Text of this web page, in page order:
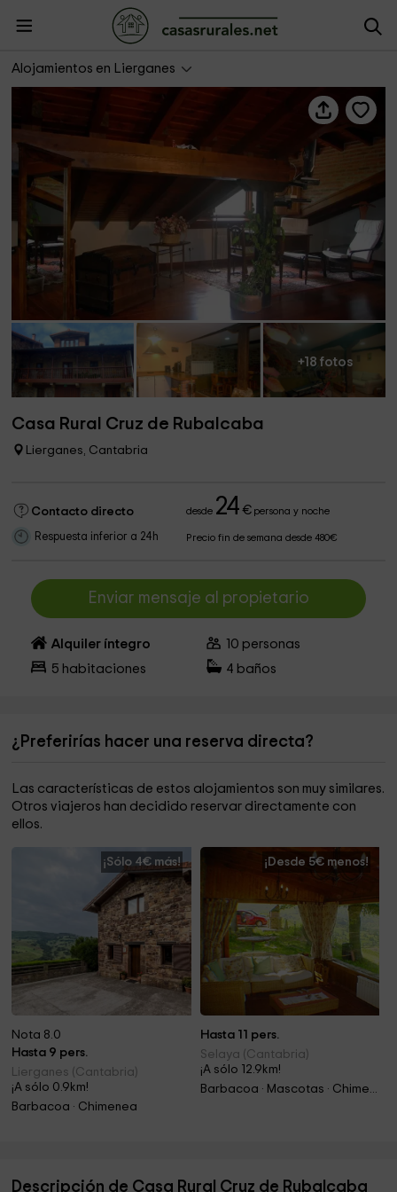
Alojamientos en Lierganes
Casa Rural Cruz de Rubalcaba
+18 fotos
Casa Rural Cruz de Rubalcaba
Lierganes, Cantabria
Contacto directo desde 24 €persona y noche
Respuesta inferior a 24h Precio fin de semana desde 480€
Enviar mensaje al propietario
Alquiler íntegro 10 personas
5 habitaciones 4 baños
¿Preferirías hacer una reserva directa?
Las características de estos alojamientos son muy similares.
Otros viajeros han decidido reservar directamente con
ellos.
¡Sólo 4€ más!
Nota 8.0
Hasta 9 pers.
Lierganes (Cantabria)
¡A sólo 0.9km!
Barbacoa · Chimenea
¡Desde 5€ menos!
Hasta 11 pers.
Selaya (Cantabria)
¡A sólo 12.9km!
Barbacoa · Mascotas · Chimenea
Descripción de Casa Rural Cruz de Rubalcaba